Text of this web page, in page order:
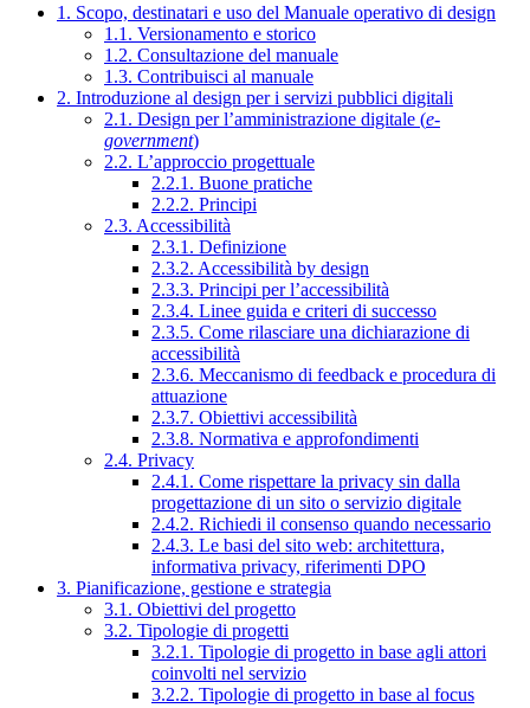
1. Scopo, destinatari e uso del Manuale operativo di design
1.1. Versionamento e storico
1.2. Consultazione del manuale
1.3. Contribuisci al manuale
2. Introduzione al design per i servizi pubblici digitali
2.1. Design per l’amministrazione digitale (e-
government)
2.2. L’approccio progettuale
2.2.1. Buone pratiche
2.2.2. Principi
2.3. Accessibilità
2.3.1. Definizione
2.3.2. Accessibilità by design
2.3.3. Principi per l’accessibilità
2.3.4. Linee guida e criteri di successo
2.3.5. Come rilasciare una dichiarazione di
accessibilità
2.3.6. Meccanismo di feedback e procedura di
attuazione
2.3.7. Obiettivi accessibilità
2.3.8. Normativa e approfondimenti
2.4. Privacy
2.4.1. Come rispettare la privacy sin dalla
progettazione di un sito o servizio digitale
2.4.2. Richiedi il consenso quando necessario
2.4.3. Le basi del sito web: architettura,
informativa privacy, riferimenti DPO
3. Pianificazione, gestione e strategia
3.1. Obiettivi del progetto
3.2. Tipologie di progetti
3.2.1. Tipologie di progetto in base agli attori
coinvolti nel servizio
3.2.2. Tipologie di progetto in base al focus